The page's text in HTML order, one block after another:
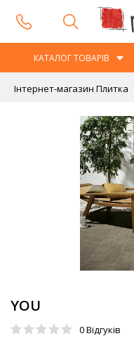
КАТАЛОГ ТОВАРІВ
Інтернет-магазин Плитка
YOU
0Відгуків